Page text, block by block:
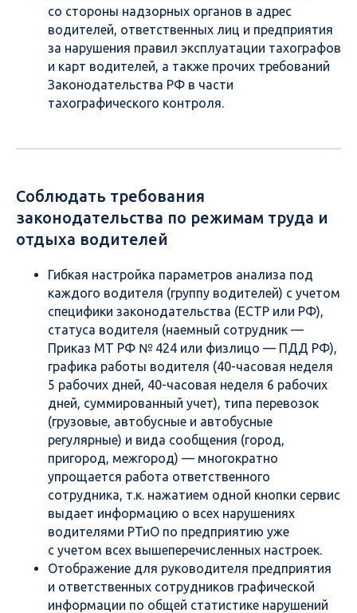
со стороны надзорных органов в адрес
водителей, ответственных лиц и предприятия
за нарушения правил эксплуатации тахографов
и карт водителей, а также прочих требований
Законодательства РФ в части
тахографического контроля.
Соблюдать требования
законодательства по режимам труда и
отдыха водителей
Гибкая настройка параметров анализа под
каждого водителя (группу водителей) с учетом
специфики законодательства (ЕСТР или РФ),
статуса водителя (наемный сотрудник —
Приказ МТ РФ № 424 или физлицо — ПДД РФ),
графика работы водителя (40-часовая неделя
5 рабочих дней, 40-часовая неделя 6 рабочих
дней, суммированный учет), типа перевозок
(грузовые, автобусные и автобусные
регулярные) и вида сообщения (город,
пригород, межгород) — многократно
упрощается работа ответственного
сотрудника, т.к. нажатием одной кнопки сервис
выдает информацию о всех нарушениях
водителями РТиО по предприятию уже
с учетом всех вышеперечисленных настроек.
Отображение для руководителя предприятия
и ответственных сотрудников графической
информации по общей статистике нарушений